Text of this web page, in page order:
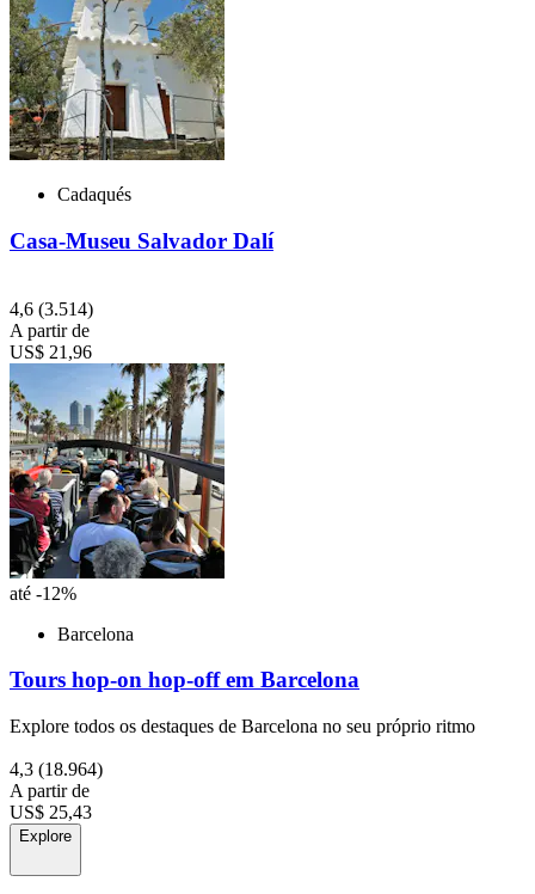
Cadaqués
Casa-Museu Salvador Dalí
4,6 (3.514)
A partir de
US$ 21,96
até -12%
Barcelona
Tours hop-on hop-off em Barcelona
Explore todos os destaques de Barcelona no seu próprio ritmo
4,3 (18.964)
A partir de
US$ 25,43
Explore